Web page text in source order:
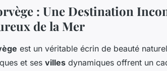
: Une Destination
de la Mer
est un véritable écrin de beauté
et ses villes dynamiques offrent un